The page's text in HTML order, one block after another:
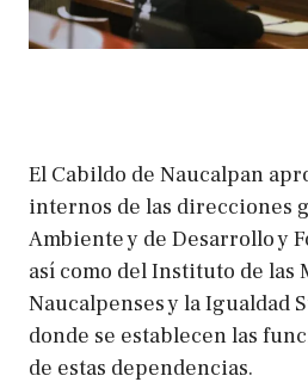
El Cabildo de Naucalpan
internos de las direcciones
Ambiente y de Desarrollo y
así como del Instituto de las
Naucalpenses y la Igualdad
donde se establecen las
de estas dependencias.